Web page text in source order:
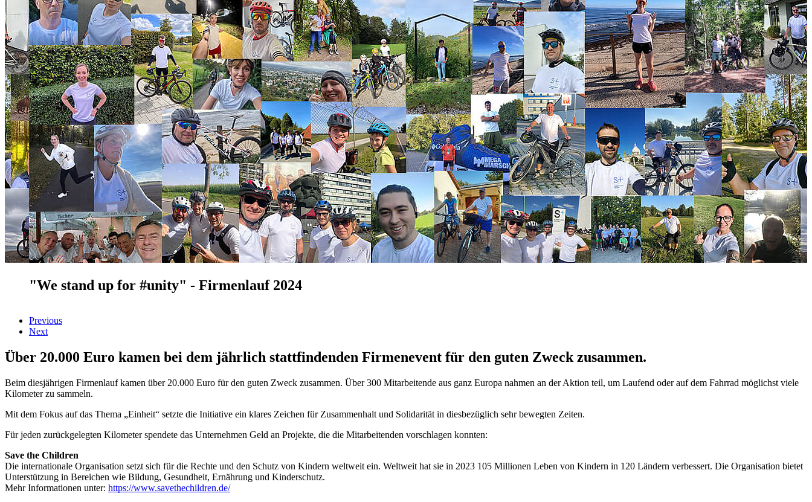
"We stand up for #unity" - Firmenlauf 2024
Previous
Next
Über 20.000 Euro kamen bei dem jährlich stattfindenden Firmenevent für den guten Zweck zusammen.
Beim diesjährigen Firmenlauf kamen über 20.000 Euro für den guten Zweck zusammen. Über 300 Mitarbeitende aus ganz Europa nahmen an der Aktion teil, um Laufend oder auf dem Fahrrad möglichst viele
Kilometer zu sammeln.
Mit dem Fokus auf das Thema „Einheit“ setzte die Initiative ein klares Zeichen für Zusammenhalt und Solidarität in diesbezüglich sehr bewegten Zeiten.
Für jeden zurückgelegten Kilometer spendete das Unternehmen Geld an Projekte, die die Mitarbeitenden vorschlagen konnten:
Save the Children
Die internationale Organisation setzt sich für die Rechte und den Schutz von Kindern weltweit ein. Weltweit hat sie in 2023 105 Millionen Leben von Kindern in 120 Ländern verbessert. Die Organisation bietet
Unterstützung in Bereichen wie Bildung, Gesundheit, Ernährung und Kinderschutz.
Mehr Informationen unter: https://www.savethechildren.de/